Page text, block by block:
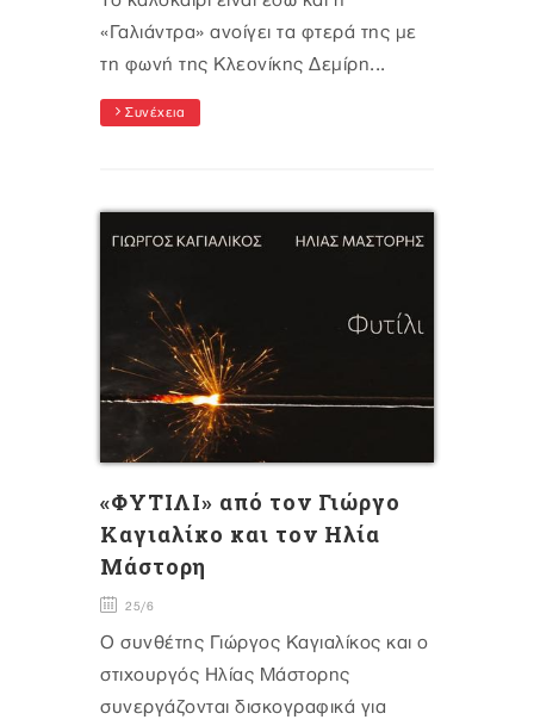
«Γαλιάντρα» ανοίγει τα φτερά της με
τη φωνή της Κλεονίκης Δεμίρη...
Συνέχεια
«ΦΥΤΙΛΙ» από τον Γιώργο
Καγιαλίκο και τον Ηλία
Μάστορη
25/6
Ο συνθέτης Γιώργος Καγιαλίκος και ο
στιχουργός Ηλίας Μάστορης
συνεργάζονται δισκογραφικά για